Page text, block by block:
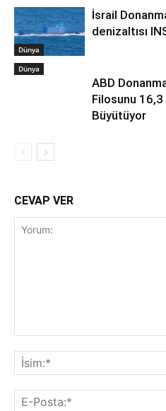
Dünya
İsrail
denizaltısı
Dünya
ABD
Filosunu
Büyütüyor
CEVAP VER